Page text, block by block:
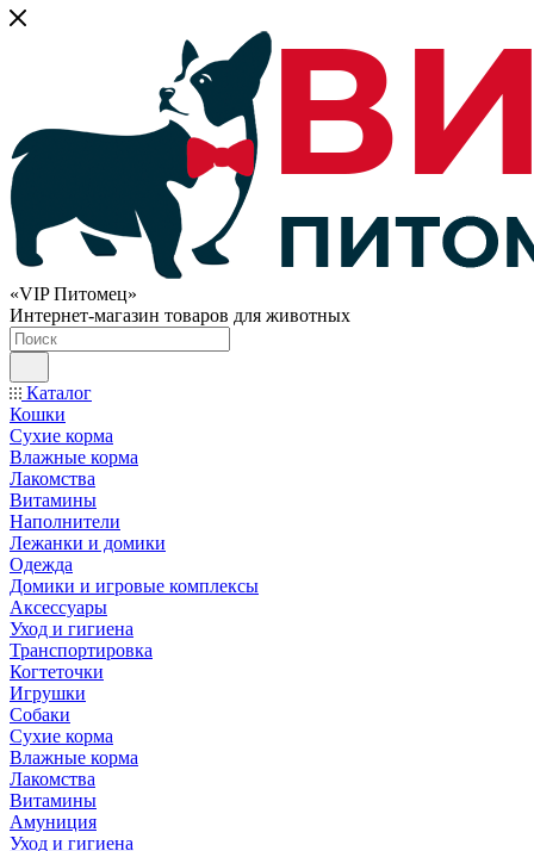
«VIP Питомец»
Интернет-магазин товаров для животных
Каталог
Кошки
Сухие корма
Влажные корма
Лакомства
Витамины
Наполнители
Лежанки и домики
Одежда
Домики и игровые комплексы
Аксессуары
Уход и гигиена
Транспортировка
Когтеточки
Игрушки
Собаки
Сухие корма
Влажные корма
Лакомства
Витамины
Амуниция
Уход и гигиена